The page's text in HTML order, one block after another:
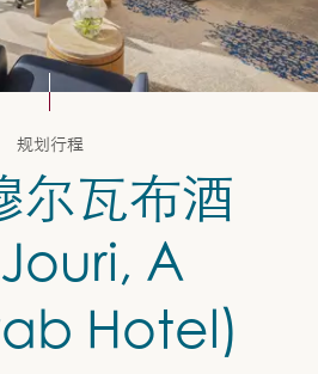
A Murwab Hotel)
规划行程
尔瓦布酒
A
Hotel)